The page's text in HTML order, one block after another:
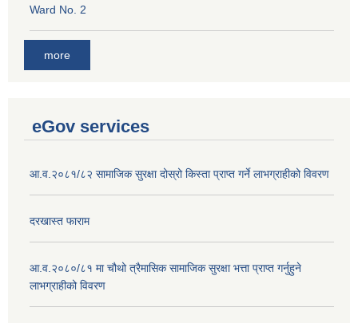
Ward No. 2
more
eGov services
आ.व.२०८१/८२ सामाजिक सुरक्षा दोस्रो किस्ता प्राप्त गर्ने लाभग्राहीको विवरण
दरखास्त फाराम
आ.व.२०८०/८१ मा चौथो त्रैमासिक सामाजिक सुरक्षा भत्ता प्राप्त गर्नुहुने
लाभग्राहीको विवरण